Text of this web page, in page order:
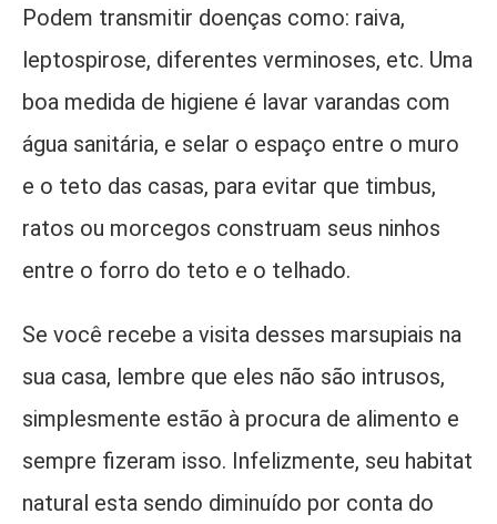
Podem transmitir doenças como: raiva,
leptospirose, diferentes verminoses, etc. Uma
boa medida de higiene é lavar varandas com
água sanitária, e selar o espaço entre o muro
e o teto das casas, para evitar que timbus,
ratos ou morcegos construam seus ninhos
entre o forro do teto e o telhado.
Se você recebe a visita desses marsupiais na
sua casa, lembre que eles não são intrusos,
simplesmente estão à procura de alimento e
sempre fizeram isso. Infelizmente, seu habitat
natural esta sendo diminuído por conta do